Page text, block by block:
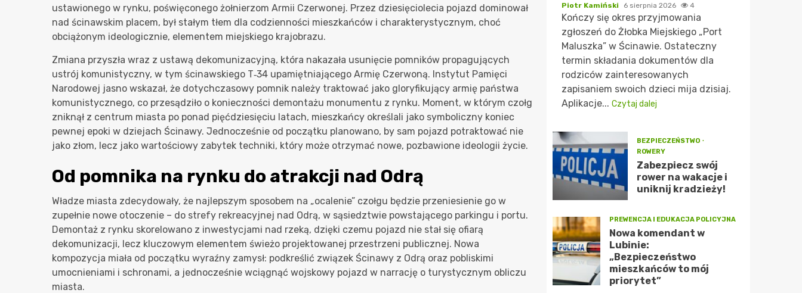
ustawionego w rynku, poświęconego żołnierzom Armii Czerwonej. Przez dziesięciolecia pojazd dominował
nad ścinawskim placem, był stałym tłem dla codzienności mieszkańców i charakterystycznym, choć
obciążonym ideologicznie, elementem miejskiego krajobrazu.
Zmiana przyszła wraz z ustawą dekomunizacyjną, która nakazała usunięcie pomników propagujących
ustrój komunistyczny, w tym ścinawskiego T‑34 upamiętniającego Armię Czerwoną. Instytut Pamięci
Narodowej jasno wskazał, że dotychczasowy pomnik należy traktować jako gloryfikujący armię państwa
komunistycznego, co przesądziło o konieczności demontażu monumentu z rynku. Moment, w którym czołg
zniknął z centrum miasta po ponad pięćdziesięciu latach, mieszkańcy określali jako symboliczny koniec
pewnej epoki w dziejach Ścinawy. Jednocześnie od początku planowano, by sam pojazd potraktować nie
jako złom, lecz jako wartościowy zabytek techniki, który może otrzymać nowe, pozbawione ideologii życie.
Od pomnika na rynku do atrakcji nad Odrą
Władze miasta zdecydowały, że najlepszym sposobem na „ocalenie” czołgu będzie przeniesienie go w
zupełnie nowe otoczenie – do strefy rekreacyjnej nad Odrą, w sąsiedztwie powstającego parkingu i portu.
Demontaż z rynku skorelowano z inwestycjami nad rzeką, dzięki czemu pojazd nie stał się ofiarą
dekomunizacji, lecz kluczowym elementem świeżo projektowanej przestrzeni publicznej. Nowa
kompozycja miała od początku wyraźny zamysł: podkreślić związek Ścinawy z Odrą oraz pobliskimi
umocnieniami i schronami, a jednocześnie wciągnąć wojskowy pojazd w narrację o turystycznym obliczu
miasta.
Piotr Kamiński 6 sierpnia 2026 4
Kończy się okres przyjmowania
zgłoszeń do Żłobka Miejskiego „Port
Maluszka” w Ścinawie. Ostateczny
termin składania dokumentów dla
rodziców zainteresowanych
zapisaniem swoich dzieci mija dzisiaj.
Aplikacje... Czytaj dalej
BEZPIECZEŃSTWO
ROWERY
Zabezpiecz swój
rower na wakacje i
uniknij kradzieży!
PREWENCJA I EDUKACJA POLICYJNA
Nowa komendant w
Lubinie:
„Bezpieczeństwo
mieszkańców to mój
priorytet”